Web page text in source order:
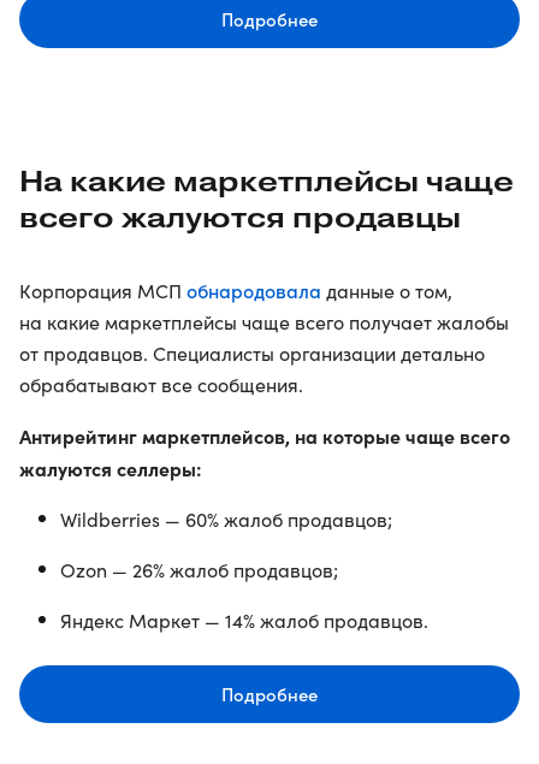
Подробнее
На какие маркетплейсы чаще
всего жалуются продавцы
Корпорация МСП обнародовала данные о том,
на какие маркетплейсы чаще всего получает жалобы
от продавцов. Специалисты организации детально
обрабатывают все сообщения.
Антирейтинг маркетплейсов, на которые чаще всего
жалуются селлеры:
Wildberries — 60% жалоб продавцов;
Ozon — 26% жалоб продавцов;
Яндекс Маркет — 14% жалоб продавцов.
Подробнее